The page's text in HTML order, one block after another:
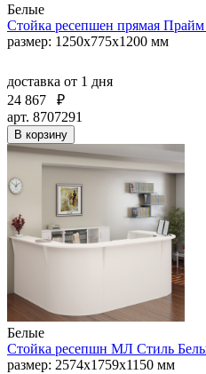
Белые
Стойка ресепшен прямая
размер: 1250x775x1200 мм
доставка от 1 дня
24 867
₽
арт. 8707291
В корзину
Белые
Стойка ресепшн МЛ Стиль
размер: 2574х1759х1150 мм